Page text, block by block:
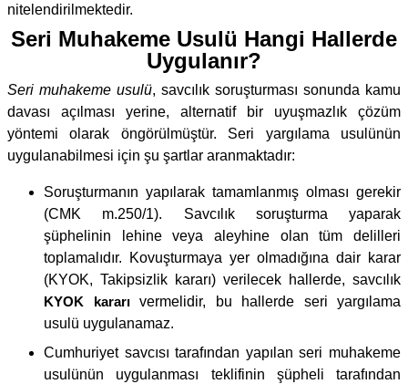
nitelendirilmektedir.
Seri Muhakeme Usulü Hangi Hallerde
Uygulanır?
Seri muhakeme usulü, savcılık soruşturması sonunda kamu
davası açılması yerine, alternatif bir uyuşmazlık çözüm
yöntemi olarak öngörülmüştür. Seri yargılama usulünün
uygulanabilmesi için şu şartlar aranmaktadır:
Soruşturmanın yapılarak tamamlanmış olması gerekir
(CMK m.250/1). Savcılık soruşturma yaparak
şüphelinin lehine veya aleyhine olan tüm delilleri
toplamalıdır. Kovuşturmaya yer olmadığına dair karar
(KYOK, Takipsizlik kararı) verilecek hallerde, savcılık
KYOK kararıvermelidir, bu hallerde seri yargılama
usulü uygulanamaz.
Cumhuriyet savcısı tarafından yapılan seri muhakeme
usulünün uygulanması teklifinin şüpheli tarafından